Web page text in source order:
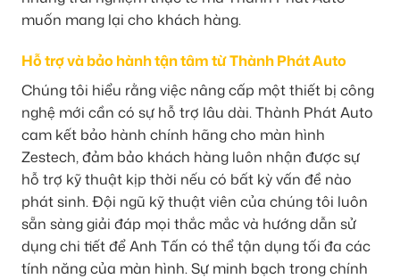
muốn mang lại cho khách hàng.
Hỗ trợ và bảo hành tận tâm từ Thành Phát Auto
Chúng tôi hiểu rằng việc nâng cấp một thiết bị công
nghệ mới cần có sự hỗ trợ lâu dài. Thành Phát Auto
cam kết bảo hành chính hãng cho màn hình
Zestech, đảm bảo khách hàng luôn nhận được sự
hỗ trợ kỹ thuật kịp thời nếu có bất kỳ vấn đề nào
phát sinh. Đội ngũ kỹ thuật viên của chúng tôi luôn
sẵn sàng giải đáp mọi thắc mắc và hướng dẫn sử
dụng chi tiết để Anh Tấn có thể tận dụng tối đa các
tính năng của màn hình. Sự minh bạch trong chính